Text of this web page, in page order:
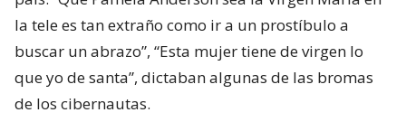
la tele es tan extraño como ir a un prostíbulo a
buscar un abrazo”, “Esta mujer tiene de virgen lo
que yo de santa”, dictaban algunas de las bromas
de los cibernautas.